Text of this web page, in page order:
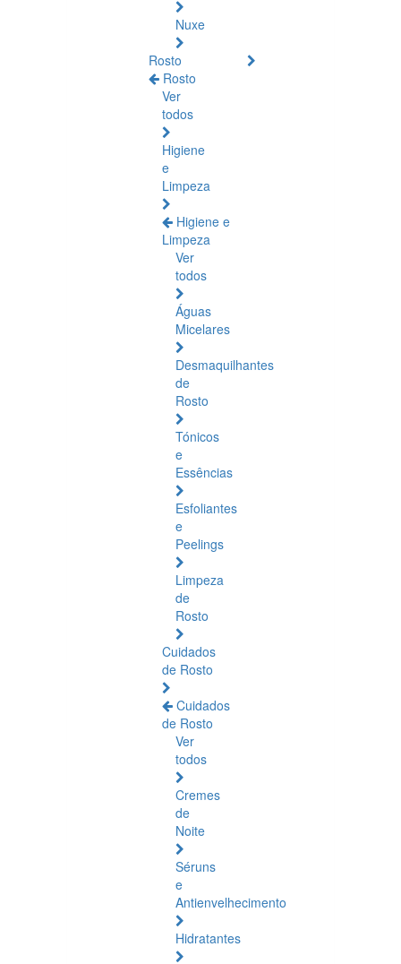
Nuxe
Rosto
Rosto
Ver
todos
Higiene
e
Limpeza
Higiene e
Limpeza
Ver
todos
Águas
Micelares
Desmaquilhantes
de
Rosto
Tónicos
e
Essências
Esfoliantes
e
Peelings
Limpeza
de
Rosto
Cuidados
de Rosto
Cuidados
de Rosto
Ver
todos
Cremes
de
Noite
Séruns
e
Antienvelhecimento
Hidratantes